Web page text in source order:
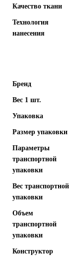
Качество ткани
Технология
нанесения
Бренд
Вес 1 шт.
Упаковка
Размер упаковки
Параметры
транспортной
упаковки
Вес транспортной
упаковки
Объем
транспортной
упаковки
Конструктор